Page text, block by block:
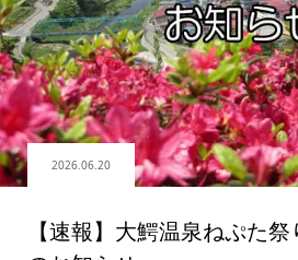
2026.06.20
【速報】大鰐温泉ねぷた